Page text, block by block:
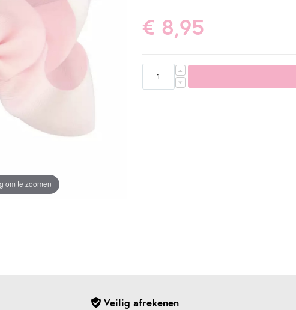
om te zoomen
€ 8,95
Veilig afrekenen